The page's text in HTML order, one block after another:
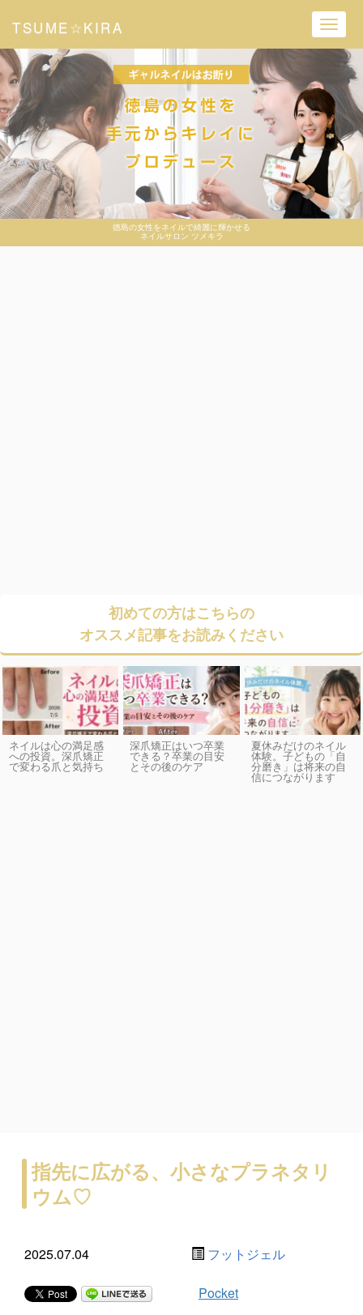
徳島の女性をネイルで綺麗に輝かせる
ネイルサロン ツメキラ
TSUME☆KIRA
初めての方はこちらの
オススメ記事をお読みください
ネイルは心の満足感
への投資。深爪矯正
で変わる爪と気持ち
深爪矯正はいつ卒業
できる？卒業の目安
とその後のケア
夏休みだけのネイル
体験。子どもの「自
分磨き」は将来の自
信につながります
指先に広がる、小さなプラネタリ
ウム♡
2025.07.04 フットジェル
Pocket